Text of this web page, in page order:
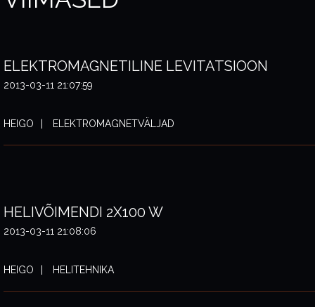
ELEKTROMAGNETILINE LEVITATSIOON
2013-03-11 21:07:59
HEIGO ELEKTROMAGNETVÄLJAD
HELIVÕIMENDI 2X100 W
2013-03-11 21:08:06
HEIGO HELITEHNIKA